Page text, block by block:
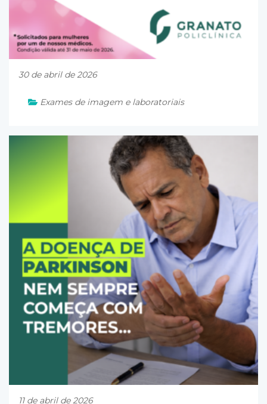
30 de abril de 2026
Exames de imagem e laboratoriais
11 de abril de 2026